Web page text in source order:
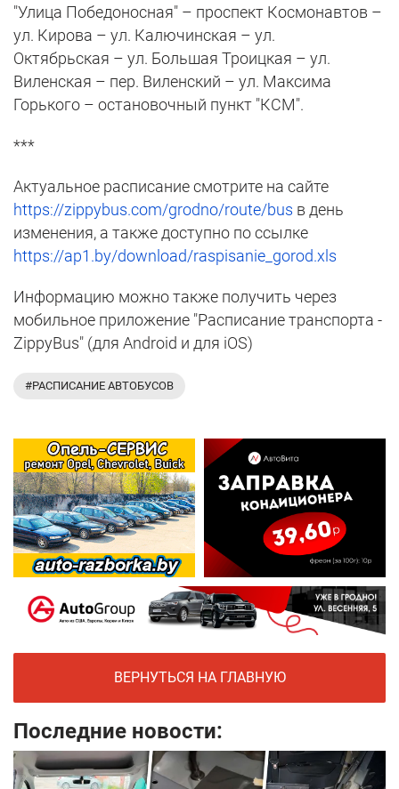
"Улица Победоносная" – проспект Космонавтов –
ул. Кирова – ул. Калючинская – ул.
Октябрьская – ул. Большая Троицкая – ул.
Виленская – пер. Виленский – ул. Максима
Горького – остановочный пункт "КСМ".
***
Актуальное расписание смотрите на сайте
https://zippybus.com/grodno/route/bus в день
изменения, а также доступно по ссылке
https://ap1.by/download/raspisanie_gorod.xls
Информацию можно также получить через
мобильное приложение "Расписание транспорта -
ZippyBus" (для Android и для iOS)
#РАСПИСАНИЕ АВТОБУСОВ
ВЕРНУТЬСЯ НА ГЛАВНУЮ
Последние новости: